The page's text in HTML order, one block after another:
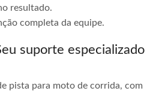
resultado.
completa da equipe.
suporte especializado
pista para moto de corrida, com